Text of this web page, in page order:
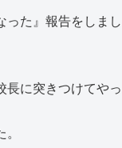
った』報告をしまし
長に突きつけてやっ